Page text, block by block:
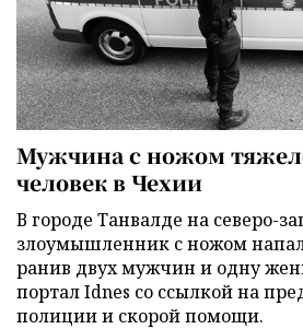
Мужчина с ножом
человек в Чехии
В городе Танвалде на северо-
злоумышленник с ножом
ранив двух мужчин и одну
портал Idnes со ссылкой на
полиции и скорой помощи.